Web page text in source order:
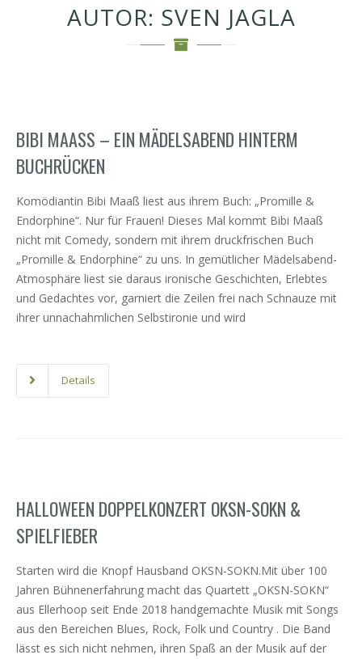
AUTOR: SVEN JAGLA
BIBI MAASS – EIN MÄDELSABEND HINTERM B
UCHRÜCKEN
Komödiantin Bibi Maaß liest aus ihrem Buch: „Promille &
Endorphine“. Nur für Frauen! Dieses Mal kommt Bibi Maaß
nicht mit Comedy, sondern mit ihrem druckfrischen Buch
„Promille & Endorphine“ zu uns. In gemütlicher Mädelsabend-
Atmosphäre liest sie daraus ironische Geschichten, Erlebtes
und Gedachtes vor, garniert die Zeilen frei nach Schnauze mit
ihrer unnachahmlichen Selbstironie und wird
Details
HALLOWEEN DOPPELKONZERT OKSN-SOKN &
SPIELFIEBER
Starten wird die Knopf Hausband OKSN-SOKN.Mit über 100
Jahren Bühnenerfahrung macht das Quartett „OKSN-SOKN“
aus Ellerhoop seit Ende 2018 handgemachte Musik mit Songs
aus den Bereichen Blues, Rock, Folk und Country . Die Band
lässt es sich nicht nehmen, ihren Spaß an der Musik auf der